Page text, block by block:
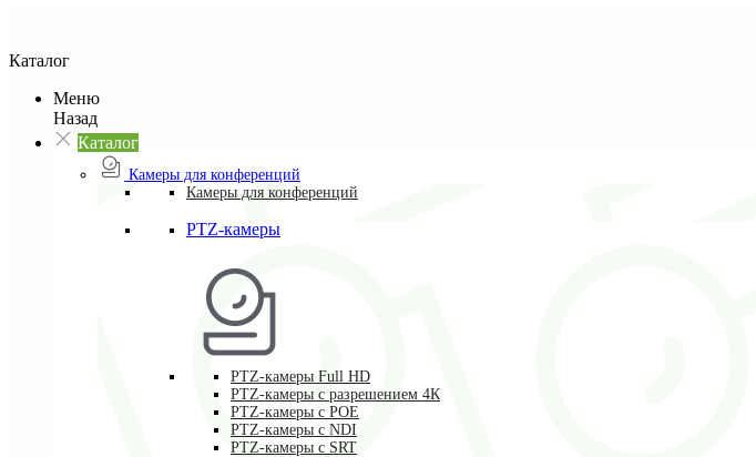
Каталог
Меню
Назад
Каталог
Камеры для конференций
Камеры для конференций
PTZ-камеры
PTZ-камеры Full HD
PTZ-камеры с разрешением 4К
PTZ-камеры с POE
PTZ-камеры c NDI
PTZ-камеры с SRT